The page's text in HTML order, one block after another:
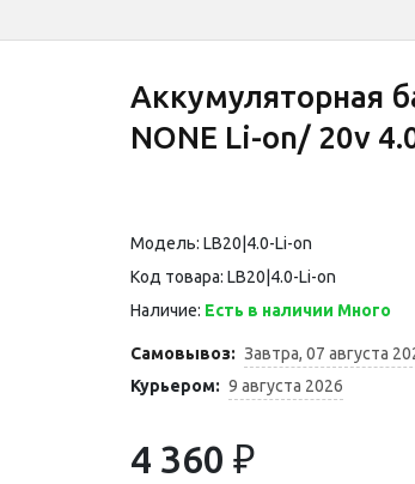
Аккумуляторная
NONE Li-on/ 20v
Модель: LB20|4.0-Li-on
Код товара: LB20|4.0-Li-on
Наличие: Есть в наличии Много
Самовывоз: Завтра, 07 августа
Курьером: 9 августа 2026
4 360 ₽